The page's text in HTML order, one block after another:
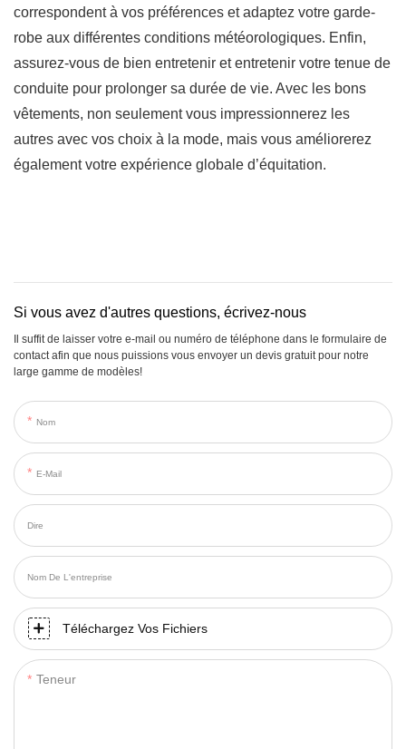
correspondent à vos préférences et adaptez votre garde-
robe aux différentes conditions météorologiques. Enfin,
assurez-vous de bien entretenir et entretenir votre tenue de
conduite pour prolonger sa durée de vie. Avec les bons
vêtements, non seulement vous impressionnerez les
autres avec vos choix à la mode, mais vous améliorerez
également votre expérience globale d’équitation.
Si vous avez d'autres questions, écrivez-nous
Il suffit de laisser votre e-mail ou numéro de téléphone dans le formulaire de
contact afin que nous puissions vous envoyer un devis gratuit pour notre
large gamme de modèles!
Nom
E-Mail
Dire
Nom De L'entreprise
Téléchargez Vos Fichiers
Teneur